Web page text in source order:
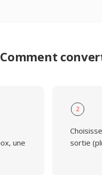
Comment
une
2
sortie